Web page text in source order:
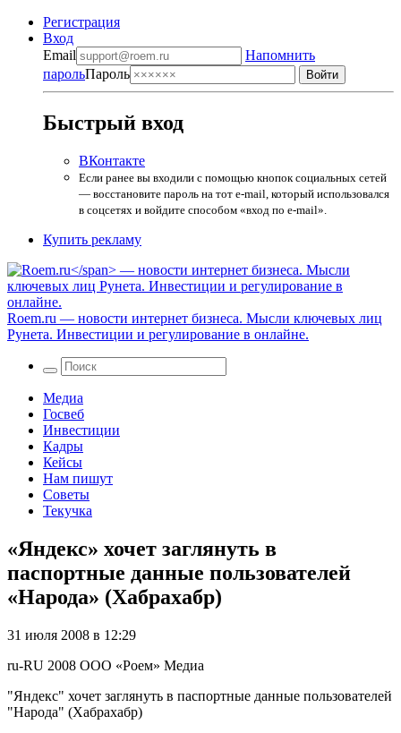
Регистрация
Вход
Email
Напомнить
парольПароль
Быстрый вход
ВКонтакте
Если ранее вы входили с помощью кнопок социальных сетей
— восстановите пароль на тот e-mail, который использовался
в соцсетях и войдите способом «вход по e-mail».
Купить рекламу
Roem.ru — новости интернет бизнеса. Мысли ключевых лиц
Рунета. Инвестиции и регулирование в онлайне.
Медиа
Госвеб
Инвестиции
Кадры
Кейсы
Нам пишут
Советы
Текучка
«Яндекс» хочет заглянуть в
паспортные данные пользователей
«Народа» (Хабрахабр)
31 июля 2008 в 12:29
ru-RU 2008 ООО «Роем» Медиа
"Яндекс" хочет заглянуть в паспортные данные пользователей
"Народа" (Хабрахабр)